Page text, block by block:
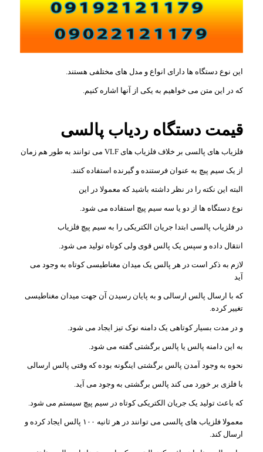
این نوع دستگاه ها دارای انواع و مدل های مختلفی هستند.
که در این متن می خواهیم به یکی از آنها اشاره کنیم.
قیمت دستگاه ردیاب پالسی
فلزیاب های پالسی بر خلاف فلزیاب های VLF می توانند به طور هم زمان
از یک سیم پیچ به عنوان فرستنده و گیرنده استفاده کنند.
البته این نکته را در نظر داشته باشید که معمولا در این
نوع دستگاه ها از دو یا سه سیم پیچ استفاده می شود.
در فلزیاب پالسی ابتدا جریان الکتریکی را به سیم پیچ فلزیاب
انتقال داده و سپس یک پالس قوی ولی کوتاه تولید می شود.
لازم به ذکر است در هر پالس یک میدان مغناطیسی کوتاه به وجود می
آید
که با ارسال پالس ارسالی و به پایان رسیدن آن جهت میدان مغناطیسی
تغییر کرده.
و در مدت بسیار کوتاهی یک دامنه نوک تیز ایجاد می شود.
به این دامنه پالس یا پالس برگشتی گفته می شود.
نحوه به وجود آمدن پالس برگشتی اینگونه بوده که وقتی پالس ارسالی
با فلزی بر خورد می کند پالس برگشتی به وجود می آید.
که باعث تولید یک جریان الکتریکی کوتاه در سیم پیچ سیستم می شود.
معمولا فلزیاب های پالسی می توانند در هر ثانیه ۱۰۰ پالس ایجاد کرده و
ارسال کند.